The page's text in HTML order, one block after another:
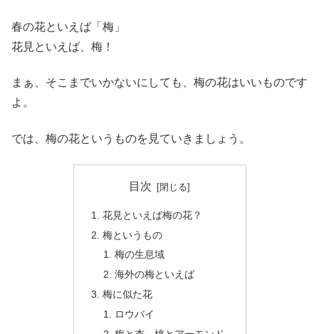
春の花といえば「梅」
花見といえば、梅！
まぁ、そこまでいかないにしても、梅の花はいいものです
よ。
では、梅の花というものを見ていきましょう。
目次
花見といえば梅の花？
梅というもの
梅の生息域
海外の梅といえば
梅に似た花
ロウバイ